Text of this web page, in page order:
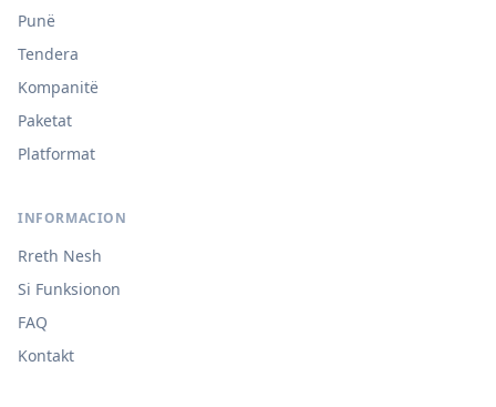
Punë
Tendera
Kompanitë
Paketat
Platformat
INFORMACION
Rreth Nesh
Si Funksionon
FAQ
Kontakt